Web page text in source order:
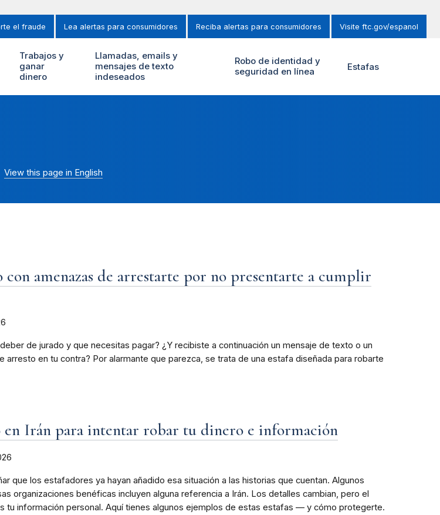
el fraude Lea alertas para consumidores Reciba alertas para consumidores Visite ftc.gov/espanol
Trabajos y
ganar
dinero
Llamadas, emails y
mensajes de texto
indeseados
Robo de identidad y
seguridad en línea
Estafas
View this page in English
con amenazas de arrestarte por no presentarte a cumplir
de jurado y que necesitas pagar? ¿Y recibiste a continuación un mensaje de texto o un
en tu contra? Por alarmante que parezca, se trata de una estafa diseñada para robarte
en Irán para intentar robar tu dinero e información
que los estafadores ya hayan añadido esa situación a las historias que cuentan. Algunos
organizaciones benéficas incluyen alguna referencia a Irán. Los detalles cambian, pero el
información personal. Aquí tienes algunos ejemplos de estas estafas — y cómo protegerte.